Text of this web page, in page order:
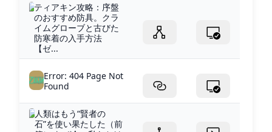
ティアキン攻略：序盤
のおすすめ防具。クラ
イムグローブと古びた
防寒着の入手方法
【ゼ...
Error: 404 Page Not
Found
人類はもう“賢者の
石”を使い果たした（前